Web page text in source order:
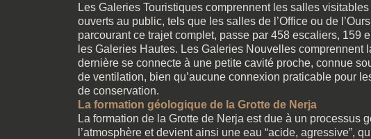
Les Galeries Touristiques comprennent les salles
ouverts au public, tels que les salles de l’Office ou de
parcourant ce trajet complet, passe par 458 escaliers, 159
les Galeries Hautes. Les Galeries Nouvelles
dernière se connecte à une petite cavité proche, connue
de ventilation, bien qu’aucune connexion praticable pour
de conservation.
La formation géologique de la Grotte de Nerja
La formation de la Grotte de Nerja est due à un
l’atmosphère et devient ainsi une eau “acide, agressive”,